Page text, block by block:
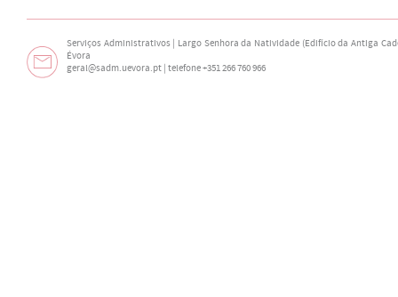
Serviços Administrativos | Largo Senhora da Natividade (Edifício da Antiga
Évora
geral@sadm.uevora.pt | telefone +351 266 760 966